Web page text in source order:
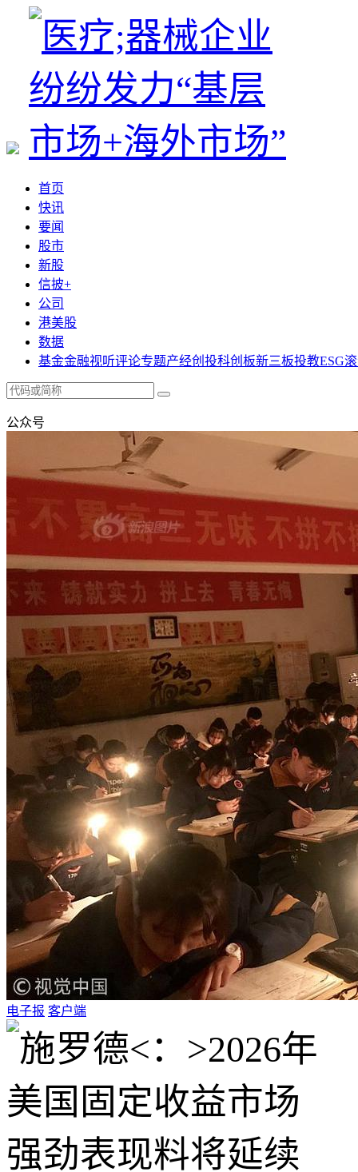
首页
快讯
要闻
股市
新股
信披+
公司
港美股
数据
基金金融视听评论专题产经创投科创板新三板投教ESG
公众号
电子报 客户端